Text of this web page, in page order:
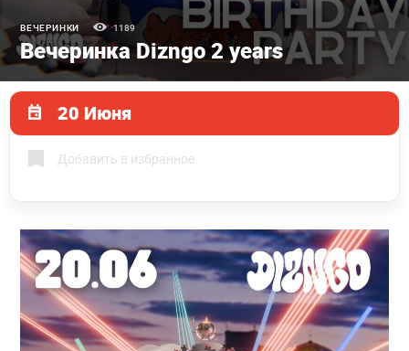
ВЕЧЕРИНКИ 1189
Вечеринка Dizngo 2 years
20 Июня
Добавить в избранное